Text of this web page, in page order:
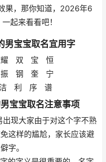
果，那你知道，2026年6
起来看看吧！
宝宝取名宜用字
双 宝 恒
钢 奎 宁
利 序 谱
宝宝取名注意事项
出现大家由于对这个字不熟
这样的尴尬，家长应该避
字。